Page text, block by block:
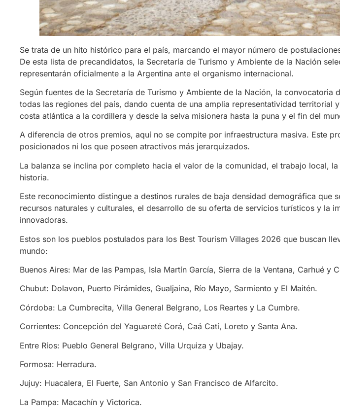
Se trata de un hito histórico para el país, marcando el mayor número de
De esta lista de precandidatos, la Secretaría de Turismo y Ambiente de la Nación
representarán oficialmente a la Argentina ante el organismo internacional.
Según fuentes de la Secretaría de Turismo y Ambiente de la Nación, la convocatoria
todas las regiones del país, dando cuenta de una amplia representatividad territorial
costa atlántica a la cordillera y desde la selva misionera hasta la puna y el fin del
A diferencia de otros premios, aquí no se compite por infraestructura masiva. Este
posicionados ni los que poseen atractivos más jerarquizados.
La balanza se inclina por completo hacia el valor de la comunidad, el trabajo local,
historia.
Este reconocimiento distingue a destinos rurales de baja densidad demográfica que
recursos naturales y culturales, el desarrollo de su oferta de servicios turísticos y la
innovadoras.
Estos son los pueblos postulados para los Best Tourism Villages 2026 que buscan
mundo:
Buenos Aires: Mar de las Pampas, Isla Martín García, Sierra de la Ventana, Carhué y
Chubut: Dolavon, Puerto Pirámides, Gualjaina, Río Mayo, Sarmiento y El Maitén.
Córdoba: La Cumbrecita, Villa General Belgrano, Los Reartes y La Cumbre.
Corrientes: Concepción del Yaguareté Corá, Caá Catí, Loreto y Santa Ana.
Entre Ríos: Pueblo General Belgrano, Villa Urquiza y Ubajay.
Formosa: Herradura.
Jujuy: Huacalera, El Fuerte, San Antonio y San Francisco de Alfarcito.
La Pampa: Macachín y Victorica.